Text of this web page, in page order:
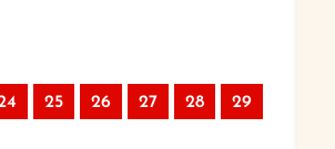
25 26 27 28 29